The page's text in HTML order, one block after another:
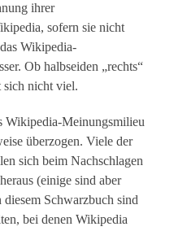
ihrer
sofern sie nicht
Wikipedia-
Ob halbseiden „rechts“
sich nicht viel.
Wikipedia-Meinungsmilieu
überzogen. Viele der
sich beim Nachschlagen
(einige sind aber
Schwarzbuch sind
bei denen Wikipedia